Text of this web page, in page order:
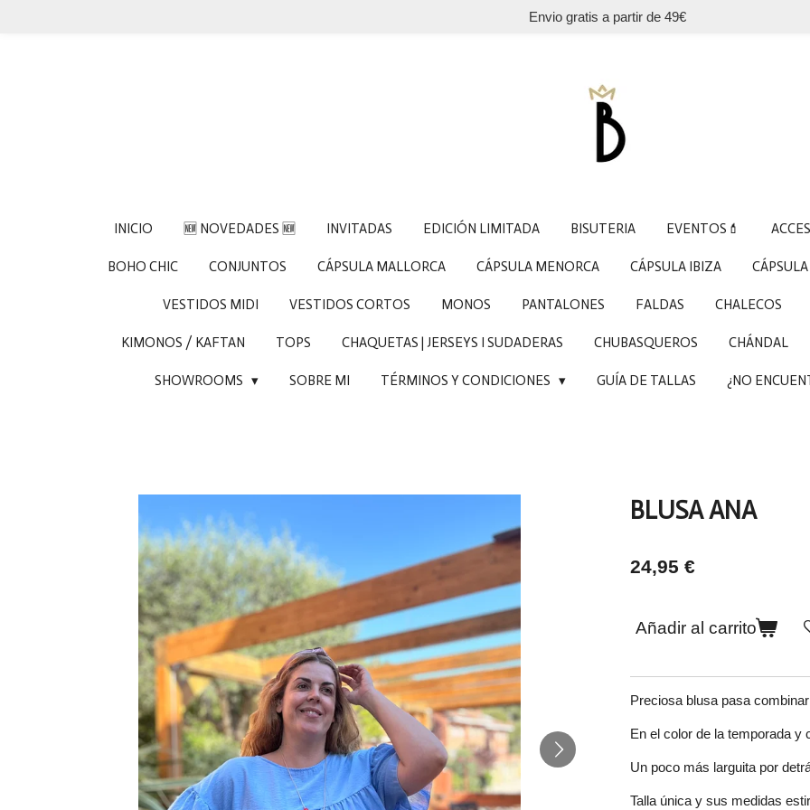
Envio gratis a partir de 49€
INICIO 🆕 NOVEDADES 🆕 INVITADAS EDICIÓN LIMITADA BISUTERIA EVENTOS💄
BOHO CHIC CONJUNTOS CÁPSULA MALLORCA CÁPSULA MENORCA CÁPSULA IBIZA
VESTIDOS MIDI VESTIDOS CORTOS MONOS PANTALONES FALDAS CHALECOS
KIMONOS / KAFTAN TOPS CHAQUETAS | JERSEYS I SUDADERAS CHUBASQUEROS CHÁNDAL
SHOWROOMS SOBRE MI TÉRMINOS Y CONDICIONES GUÍA DE TALLAS ¿NO
BLUSA ANA
24,95 €
Añadir al carrito
Preciosa blusa pasa
En el color de la temporada y
Un poco más larguita por
Talla única y sus medidas